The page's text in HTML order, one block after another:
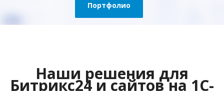
Портфолио
Наши решения для
Битрикс24 и сайтов на 1С-